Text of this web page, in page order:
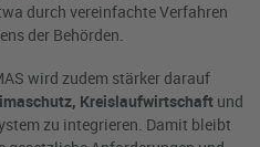
durch vereinfachte Verfahren
der Behörden.
wird zudem stärker darauf
Kreislaufwirtschaft und
zu integrieren. Damit bleibt